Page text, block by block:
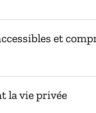
et
la vie privée